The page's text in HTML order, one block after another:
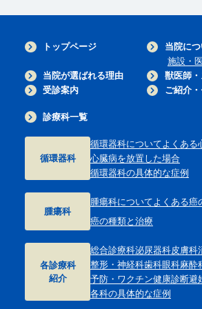
トップページ
当院に
施設・
当院が選ばれる理由
獣医師
受診案内
ご紹介
診療科一覧
循環器科
循環器科についてよくある
心臓病を放置した場合
循環器科の具体的な症例
腫瘍科
腫瘍科についてよくある癌
癌の種類と治療
各診療科
紹介
総合診療科泌尿器科皮膚科
整形・神経科歯科眼科麻酔
予防・ワクチン健康診断避
各科の具体的な症例